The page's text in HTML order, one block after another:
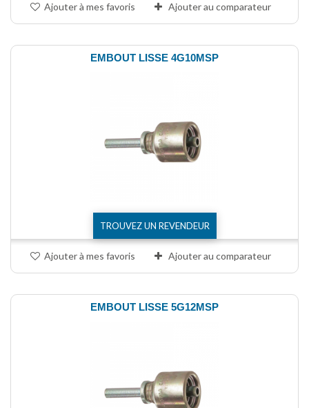
Ajouter à mes favoris Ajouter au comparateur
EMBOUT LISSE 4G10MSP
TROUVEZ UN REVENDEUR
Ajouter à mes favoris Ajouter au comparateur
EMBOUT LISSE 5G12MSP